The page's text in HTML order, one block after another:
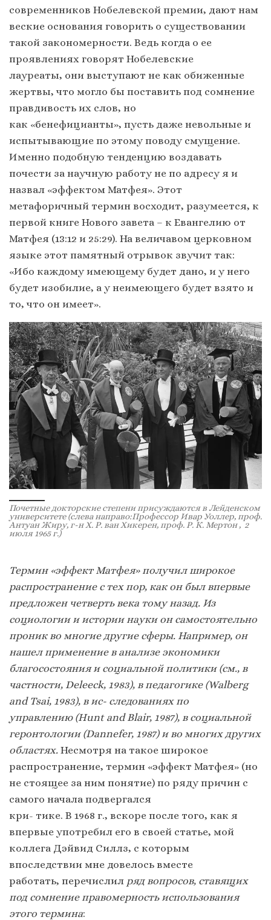
современников Нобелевской премии, дают нам
веские основания говорить о существовании
такой закономерности. Ведь когда о ее
проявлениях говорят Нобелевские
лауреаты, они выступают не как обиженные
жертвы, что могло бы поставить под сомнение
правдивость их слов, но
как «бенефицианты», пусть даже невольные и
испытывающие по этому поводу смущение.
Именно подобную тенденцию воздавать
почести за научную работу не по адресу я и
назвал «эффектом Матфея». Этот
метафоричный термин восходит, разумеется, к
первой книге Нового завета – к Евангелию от
Матфея (13:12 и 25:29). На величавом церковном
языке этот памятный отрывок звучит так:
«Ибо каждому имеющему будет дано, и у него
будет изобилие, а у неимеющего будет взято и
то, что он имеет».
Почетные докторские степени присуждаются в Лейденском
университете (слева направо:Профессор Ивар Уоллер, проф.
Антуан Жиру, г-н Х. Р. ван Хикерен, проф. Р. К. Мертон , 2
июля 1965 г.)
Термин «эффект Матфея» получил широкое
распространение с тех пор, как он был впервые
предложен четверть века тому назад. Из
социологии и истории науки он самостоятельно
проник во многие другие сферы. Например, он
нашел применение в анализе экономики
благосостояния и социальной политики (см., в
частности, Deleeck, 1983), в педагогике (Walberg
and Tsai, 1983), в ис- следованиях по
управлению (Hunt and Blair, 1987), в социальной
геронтологии (Dannefer, 1987) и во многих других
областях. Несмотря на такое широкое
распространение, термин «эффект Матфея» (но
не стоящее за ним понятие) по ряду причин с
самого начала подвергался
кри- тике. В 1968 г., вскоре после того, как я
впервые употребил его в своей статье, мой
коллега Дэйвид Силлз, с которым
впоследствии мне довелось вместе
работать, перечислил ряд вопросов, ставящих
под сомнение правомерность использования
этого термина: